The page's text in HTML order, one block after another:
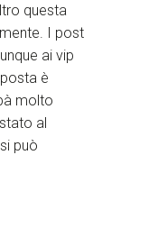
questa
I post
ai vip
è
molto
al
può